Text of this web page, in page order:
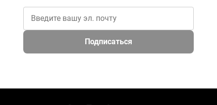
Подписаться